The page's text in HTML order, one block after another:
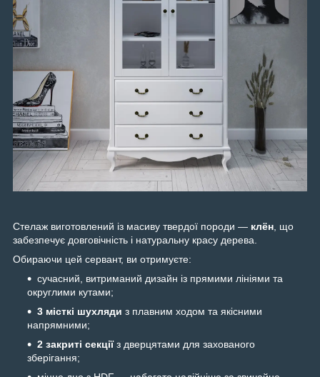
Стелаж виготовлений із масиву твердої породи — клён, що
забезпечує довговічність і натуральну красу дерева.
Обираючи цей сервант, ви отримуєте:
сучасний, витриманий дизайн із прямими лініями та
округлими кутами;
3 місткі шухляди з плавним ходом та якісними
напрямними;
2 закриті секціїз дверцятами для захованого
зберігання;